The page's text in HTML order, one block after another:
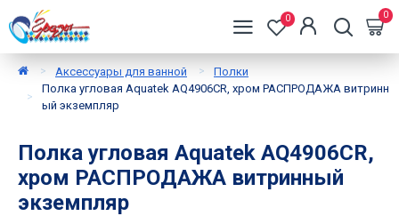
0 0
Аксессуары для ванной
Полки
Полка угловая Aquatek AQ4906CR, хром РАСПРОДАЖА витринн
ый экземпляр
Полка угловая Aquatek AQ4906CR,
хром РАСПРОДАЖА витринный
экземпляр